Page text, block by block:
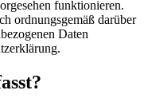
funktionieren.
ordnungsgemäß darüber
Daten